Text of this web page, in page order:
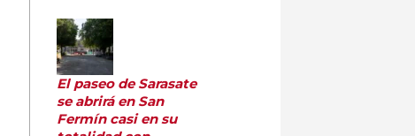
El paseo de Sarasate
se abrirá en San
Fermín casi en su